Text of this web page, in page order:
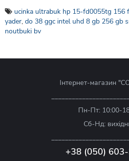
ucinka ultrabuk hp 15-fd0055tg 156
yader, do 38 ggc intel uhd 8 gb 256 gb
noutbuki bv
Інтернет-магазин
Пн-Пт: 10:00-
Сб-Нд:
+38 (050)